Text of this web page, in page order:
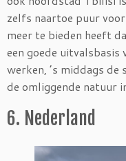
zelfs naartoe puur
meer te bieden heeft
een goede uitvalsbasis
werken, ’s middags de
de omliggende natuur
6. Nederland